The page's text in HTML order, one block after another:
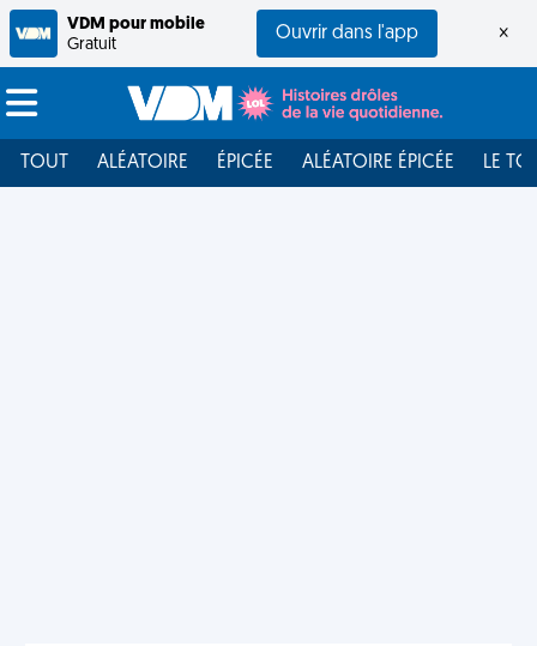
VDM pour mobile
Gratuit
Ouvrir dans l'app ×
TOUT ALÉATOIRE ÉPICÉE ALÉATOIRE ÉPICÉE LE